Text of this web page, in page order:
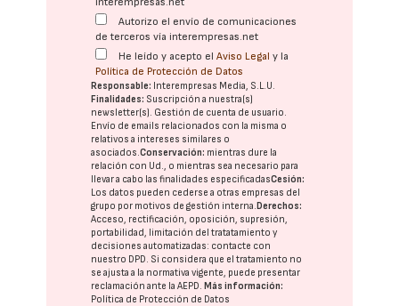
Autorizo el envío de comunicaciones
de terceros vía interempresas.net
He leído y acepto elAviso Legal y la
Política de Protección de Datos
Responsable: Interempresas Media, S.L.U.
Finalidades: Suscripción a nuestra(s)
newsletter(s). Gestión de cuenta de usuario.
Envío de emails relacionados con la misma o
relativos a intereses similares o
asociados.Conservación: mientras dure la
relación con Ud., o mientras sea necesario para
llevar a cabo las finalidades especificadasCesión:
Los datos pueden cederse a otras empresas del
grupo por motivos de gestión interna.Derechos:
Acceso, rectificación, oposición, supresión,
portabilidad, limitación del tratatamiento y
decisiones automatizadas: contacte con
nuestro DPD. Si considera que el tratamiento no
se ajusta a la normativa vigente, puede presentar
reclamación ante laAEPD.Más información:
Política de Protección de Datos